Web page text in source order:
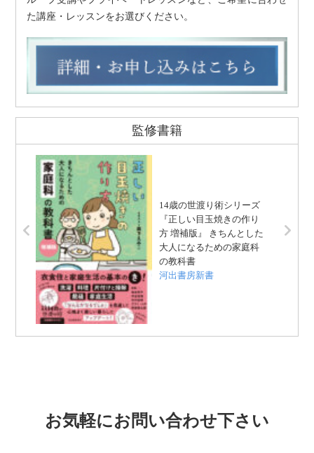
た講座・レッスンをお選びください。
監修書籍
14歳の世渡り術シリーズ
『正しい目玉焼きの作り
方 増補版』 きちんとした
大人になるための家庭科
の教科書
河出書房新書
お気軽にお問い合わせ下さい